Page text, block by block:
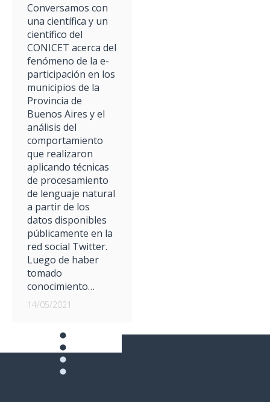
Conversamos con
una científica y un
científico del
CONICET acerca del
fenómeno de la e-
participación en los
municipios de la
Provincia de
Buenos Aires y el
análisis del
comportamiento
que realizaron
aplicando técnicas
de procesamiento
de lenguaje natural
a partir de los
datos disponibles
públicamente en la
red social Twitter.
Luego de haber
tomado
conocimiento…
14/05/2021